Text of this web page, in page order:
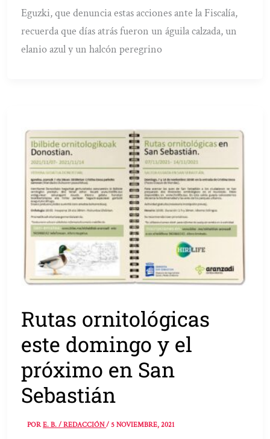
Eguzki, que denuncia estas acciones ante la Fiscalía,
recuerda que días atrás fueron un águila calzada, un
elanio azul y un halcón peregrino
Rutas ornitológicas
este domingo y el
próximo en San
Sebastián
PORE. B. / REDACCIÓN/5 NOVIEMBRE, 2021